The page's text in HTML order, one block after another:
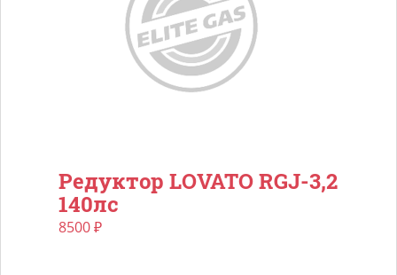
Редуктор LOVATO RGJ-3,2
140лс
8500₽